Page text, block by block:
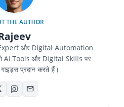
THE AUTHOR
और Digital Automation
AI Tools और Digital Skills पर
प्रदान करते हैं।